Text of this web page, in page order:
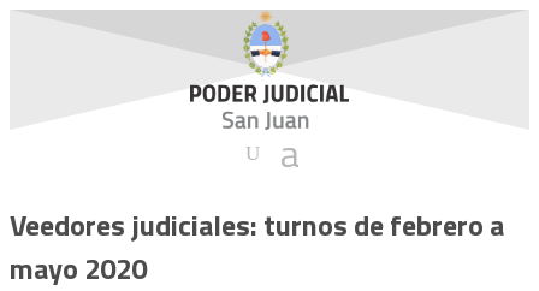
Veedores judiciales: turnos de febrero a
mayo 2020